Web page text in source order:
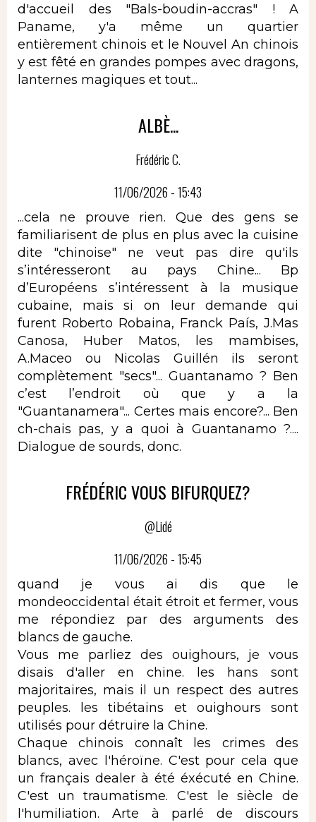
d'accueil des "Bals-boudin-accras" ! A
Paname, y'a même un quartier
entièrement chinois et le Nouvel An chinois
y est fêté en grandes pompes avec dragons,
lanternes magiques et tout...
ALBÈ...
Frédéric C.
11/06/2026 - 15:43
...cela ne prouve rien. Que des gens se
familiarisent de plus en plus avec la cuisine
dite "chinoise" ne veut pas dire qu'ils
s’intéresseront au pays Chine... Bp
d’Européens s’intéressent à la musique
cubaine, mais si on leur demande qui
furent Roberto Robaina, Franck País, J.Mas
Canosa, Huber Matos, les mambises,
A.Maceo ou Nicolas Guillén ils seront
complètement "secs"... Guantanamo ? Ben
c’est l’endroit où que y a la
"Guantanamera"... Certes mais encore?... Ben
ch-chais pas, y a quoi à Guantanamo ?....
Dialogue de sourds, donc.
FRÉDÉRIC VOUS BIFURQUEZ?
@Lidé
11/06/2026 - 15:45
quand je vous ai dis que le
mondeoccidental était étroit et fermer, vous
me répondiez par des arguments des
blancs de gauche.
Vous me parliez des ouighours, je vous
disais d'aller en chine. les hans sont
majoritaires, mais il un respect des autres
peuples. les tibétains et ouighours sont
utilisés pour détruire la Chine.
Chaque chinois connaît les crimes des
blancs, avec l'héroïne. C'est pour cela que
un français dealer à été éxécuté en Chine.
C'est un traumatisme. C'est le siècle de
l'humiliation. Arte à parlé de discours